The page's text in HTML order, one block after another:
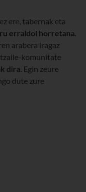
ere, tabernak eta
erraldoi horretana.
arabera iragaz
komunitate
dira. Egin zeure
dute zure